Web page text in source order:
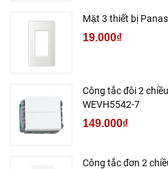
Mặt 3 thiết bị
19.000₫
Công tắc đôi 2
WEVH5542-7
149.000₫
Công tắc đơn 2